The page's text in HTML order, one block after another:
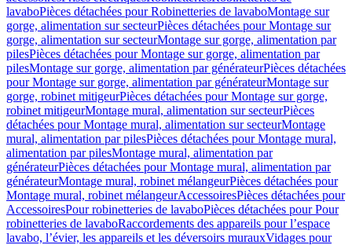
lavaboPièces détachées pour Robinetteries de lavaboMontage sur
gorge, alimentation sur secteurPièces détachées pour Montage sur
gorge, alimentation sur secteurMontage sur gorge, alimentation par
pilesPièces détachées pour Montage sur gorge, alimentation par
pilesMontage sur gorge, alimentation par générateurPièces détachées
pour Montage sur gorge, alimentation par générateurMontage sur
gorge, robinet mitigeurPièces détachées pour Montage sur gorge,
robinet mitigeurMontage mural, alimentation sur secteurPièces
détachées pour Montage mural, alimentation sur secteurMontage
mural, alimentation par pilesPièces détachées pour Montage mural,
alimentation par pilesMontage mural, alimentation par
générateurPièces détachées pour Montage mural, alimentation par
générateurMontage mural, robinet mélangeurPièces détachées pour
Montage mural, robinet mélangeurAccessoiresPièces détachées pour
AccessoiresPour robinetteries de lavaboPièces détachées pour Pour
robinetteries de lavaboRaccordements des appareils pour l’espace
lavabo, l’évier, les appareils et les déversoirs murauxVidages pour